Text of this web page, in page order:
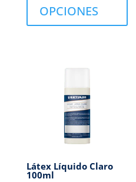
OPCIONES
Látex Líquido Claro
100ml